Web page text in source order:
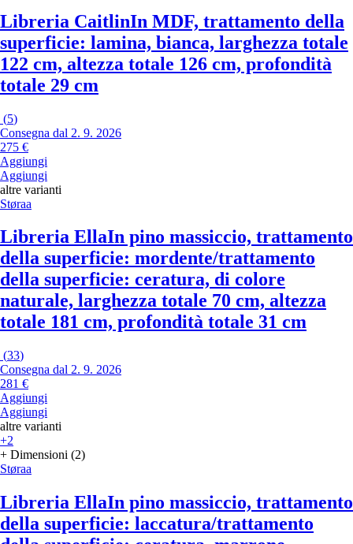
Libreria CaitlinIn MDF, trattamento della
superficie: lamina, bianca, larghezza totale
122 cm, altezza totale 126 cm, profondità
totale 29 cm
(5)
Consegna dal 2. 9. 2026
275 €
Aggiungi
Aggiungi
altre varianti
Støraa
Libreria EllaIn pino massiccio, trattamento
della superficie: mordente/trattamento
della superficie: ceratura, di colore
naturale, larghezza totale 70 cm, altezza
totale 181 cm, profondità totale 31 cm
(33)
Consegna dal 2. 9. 2026
281 €
Aggiungi
Aggiungi
altre varianti
+2
+ Dimensioni (2)
Støraa
Libreria EllaIn pino massiccio, trattamento
della superficie: laccatura/trattamento